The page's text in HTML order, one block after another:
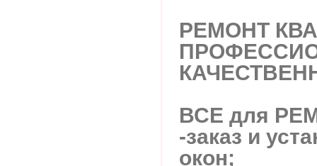
РЕМОНТ
ВСЕ для
-заказ и
окон;